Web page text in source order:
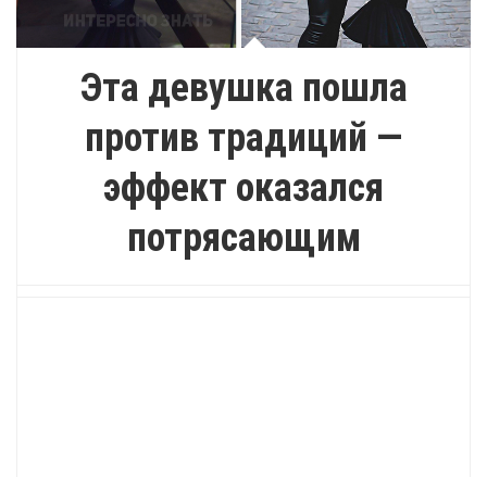
Эта девушка пошла
против традиций —
эффект оказался
потрясающим